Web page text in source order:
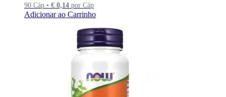
90 Cáp • € 0,14 por Cáp
Adicionar ao Carrinho